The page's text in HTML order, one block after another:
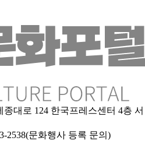
대로 124 한국프레스센터 4층 서
2538(문화행사 등록 문의)